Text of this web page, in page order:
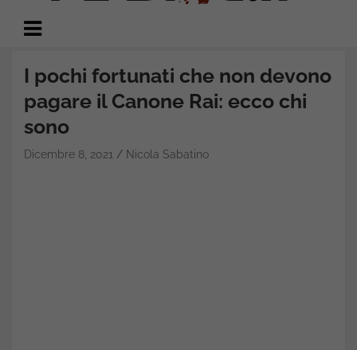
Trading.it
I pochi fortunati che non devono
pagare il Canone Rai: ecco chi
sono
Dicembre 8, 2021 Nicola Sabatino